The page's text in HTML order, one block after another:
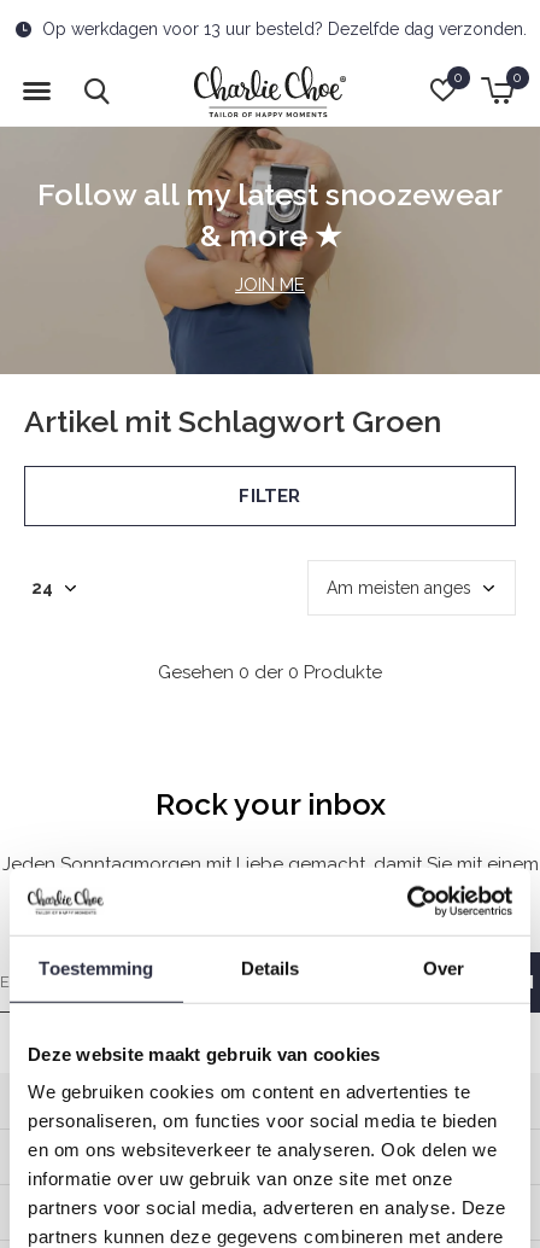
Toestemming Details Over
Deze website maakt gebruik van cookies
We gebruiken cookies om content en advertenties te
personaliseren, om functies voor social media te bieden
en om ons websiteverkeer te analyseren. Ook delen we
informatie over uw gebruik van onze site met onze
partners voor social media, adverteren en analyse. Deze
partners kunnen deze gegevens combineren met andere
0 0
Op werkdagen voor 13 uur besteld? Dezelfde dag verzonden.
Follow all my latest snoozewear
& more ★
JOIN ME
Artikel mit Schlagwort Groen
FILTER
Gesehen 0 der 0 Produkte
Rock your inbox
Jeden Sonntagmorgen mit Liebe gemacht, damit Sie mit einem
Kundendienst
Mein Konto
Kategorien